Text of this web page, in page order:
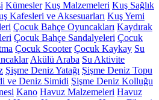
Kümesler Kuş Malzemeleri Kuş Sağlık
Kafesleri ve Aksesuarları Kuş Yemi
Çocuk Bahçe Oyuncakları Kaydırak
Çocuk Bahçe Sandalyeleri Çocuk
Çocuk Scooter Çocuk Kaykay Su
Akülü Araba Su Aktivite
Şişme Deniz Yatağı Şişme Deniz Topu
ve Deniz Simidi Şişme Deniz Kolluğu
Kano Havuz Malzemeleri Havuz